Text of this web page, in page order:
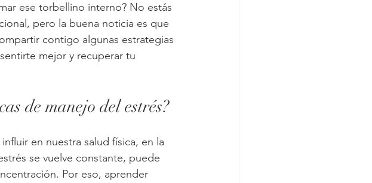
ese torbellino interno? No estás
pero la buena noticia es que
contigo algunas estrategias
mejor y recuperar tu
de manejo del estrés?
en nuestra salud física, en la
se vuelve constante, puede
Por eso, aprender